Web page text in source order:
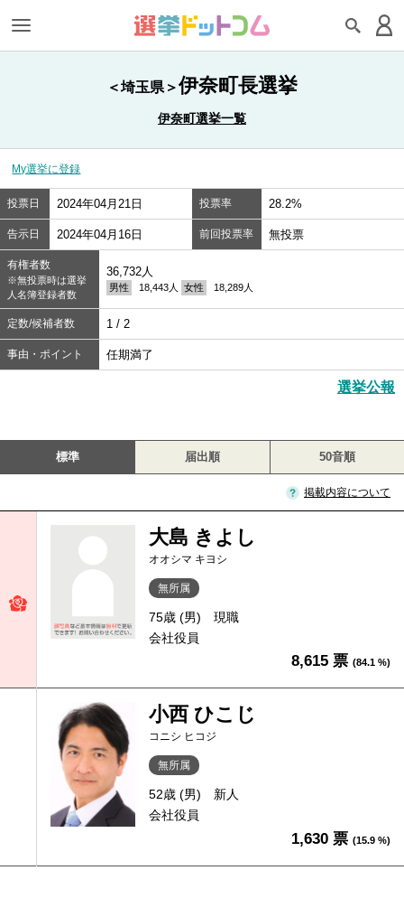
＜埼玉県＞伊奈町長選挙
伊奈町選挙一覧
My選挙に登録
投票日 2024年04月21日 投票率 28.2%
告示日 2024年04月16日 前回投票率 無投票
有権者数
※無投票時は選挙
人名簿登録者数
36,732人
男性 18,443人 女性 18,289人
定数/候補者数 1 / 2
事由・ポイント 任期満了
選挙公報
標準 届出順 50音順
掲載内容について
大島 きよし
オオシマ キヨシ
無所属
75歳 (男)
現職
会社役員
8,615 票 (84.1 %)
小西 ひこじ
コニシ ヒコジ
無所属
52歳 (男)
新人
会社役員
1,630 票 (15.9 %)